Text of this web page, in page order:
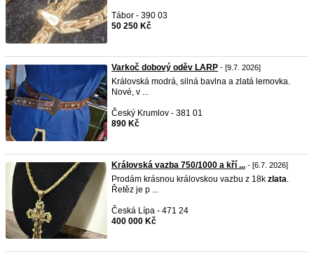
Tábor - 390 03
50 250 Kč
Varkoč dobový oděv LARP - [9.7. 2026]
Královská modrá, silná bavlna a zlatá lemovka.
Nové, v ...
Český Krumlov - 381 01
890 Kč
Královská vazba 750/1000 a kří ... - [6.7. 2026]
Prodám krásnou královskou vazbu z 18k zlata.
Řetěz je p ...
Česká Lípa - 471 24
400 000 Kč